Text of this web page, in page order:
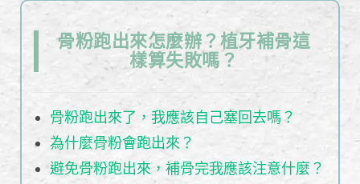
骨粉跑出來怎麼辦？植牙補骨這
樣算失敗嗎？
骨粉跑出來了，我應該自己塞回去嗎？
為什麼骨粉會跑出來？
避免骨粉跑出來，補骨完我應該注意什麼？